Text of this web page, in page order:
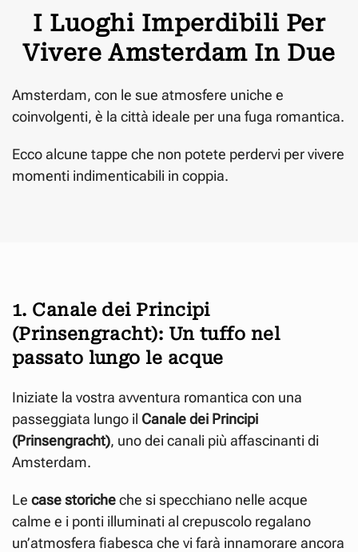
I Luoghi Imperdibili Per
Vivere Amsterdam In Due
Amsterdam, con le sue atmosfere uniche e
coinvolgenti, è la città ideale per una fuga romantica.
Ecco alcune tappe che non potete perdervi per vivere
momenti indimenticabili in coppia.
1. Canale dei Principi
(Prinsengracht): Un tuffo nel
passato lungo le acque
Iniziate la vostra avventura romantica con una
passeggiata lungo il Canale dei Principi
(Prinsengracht), uno dei canali più affascinanti di
Amsterdam.
Le case storicheche si specchiano nelle acque
calme e i ponti illuminati al crepuscolo regalano
un’atmosfera fiabesca che vi farà innamorare ancora